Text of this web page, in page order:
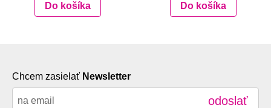
Do košíka Do košíka
Chcem zasielať Newsletter
odoslať